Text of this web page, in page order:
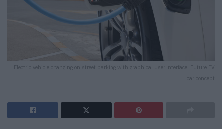
Electric vehicle changing on street parking with graphical user interface, Future EV
car concept